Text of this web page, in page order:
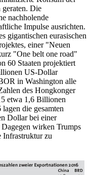
Die
nachholende
Impulse ausrichten.
gigantischen eurasischen
einer "Neuen
"One belt one road"
60 Staaten projektiert
US-Dollar
in Washington alle
des Hongkonger
etwa 1,6 Billionen
die gesamten
Dollar bei einer
wirken Trumps
Infrastruktur zu